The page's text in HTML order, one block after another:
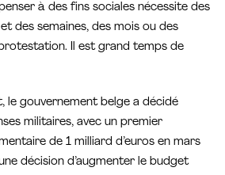
à des fins sociales nécessite des
des semaines, des mois ou des
Il est grand temps de
le gouvernement belge a décidé
militaires, avec un premier
de 1 milliard d’euros en mars
décision d’augmenter le budget